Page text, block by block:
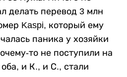
делать перевод 3 млн
Kaspi, который ему
паника у хозяйки
то не поступили на
и К., и С., стали